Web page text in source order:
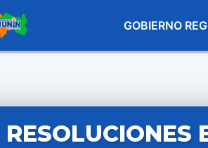
GOBIERNO
RESOLUCIONES